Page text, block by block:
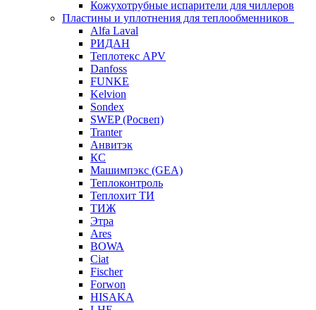
Кожухотрубные испарители для чиллеров
Пластины и уплотнения для теплообменников
Alfa Laval
РИДАН
Теплотекс APV
Danfoss
FUNKE
Kelvion
Sondex
SWEP (Росвеп)
Tranter
Анвитэк
КС
Машимпэкс (GEA)
Теплоконтроль
Теплохит ТИ
ТИЖ
Этра
Ares
BOWA
Ciat
Fischer
Forwon
HISAKA